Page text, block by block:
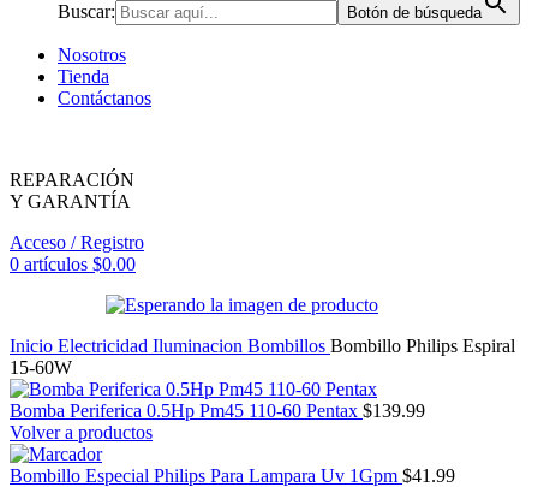
Buscar: Botón de búsqueda
Nosotros
Tienda
Contáctanos
REPARACIÓN
Y GARANTÍA
Acceso / Registro
0 artículos $0.00
Inicio Electricidad Iluminacion Bombillos Bombillo Philips Espiral
15-60W
Bomba Periferica 0.5Hp Pm45 110-60 Pentax $139.99
Volver a productos
Bombillo Especial Philips Para Lampara Uv 1Gpm $41.99